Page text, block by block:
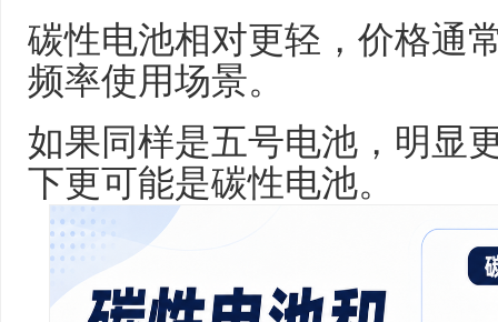
碳性电池相对更轻，价格通
频率使用场景。
如果同样是五号电池，明显
下更可能是碳性电池。